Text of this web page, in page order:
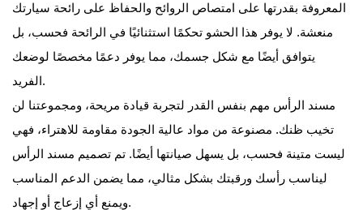
المعروفة بقدرتها على امتصاص الروائح والحفاظ على رائحة سيارتك
منعشة. لا يوفر هذا الحشو تحكمًا استثنائيًا في الرائحة فحسب، بل
يتوافق أيضًا مع شكل جسمك، مما يوفر دعمًا مخصصًا لوضعك
الفريد.
مسند الرأس مهم بنفس القدر لتجربة قيادة مريحة، ومجموعتنا لن
تخيب ظنك. مصنوعة من مواد عالية الجودة مقاومة للاهتراء، فهي
ليست متينة فحسب، بل يسهل صيانتها أيضًا. تم تصميم مسند الرأس
ليناسب رأسك ورقبتك بشكل مثالي، مما يضمن الدعم المناسب
ويمنع أي إزعاج أو إجهاد.